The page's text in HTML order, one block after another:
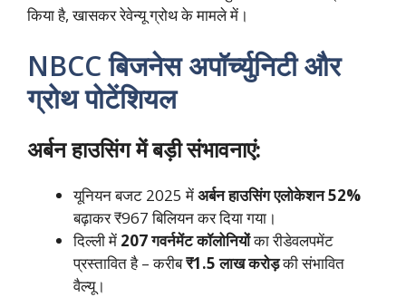
किया है, खासकर रेवेन्यू ग्रोथ के मामले में।
NBCCबिजनेस अपॉर्च्युनिटी और
ग्रोथ पोटेंशियल
अर्बन हाउसिंग में बड़ी संभावनाएं:
यूनियन बजट 2025 मेंअर्बन हाउसिंग एलोकेशन 52%
बढ़ाकर ₹967 बिलियन कर दिया गया।
दिल्ली में 207 गवर्नमेंट कॉलोनियोंका रीडेवलपमेंट
प्रस्तावित है – करीब₹1.5 लाख करोड़की संभावित
वैल्यू।